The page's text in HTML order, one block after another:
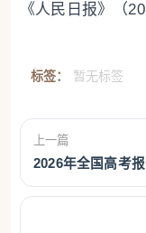
《人民日报》（
标签： 暂无标签
上一篇
2026年全国高考